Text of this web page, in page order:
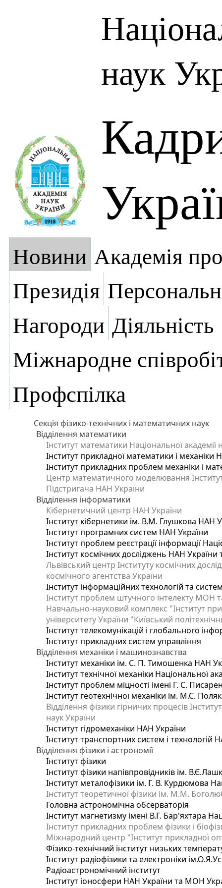
наук
Новини Академія
Президія
Нагороди Діяльність
Міжнародне
Профспілка
Секція фізико-технічних і математичних наук
Відділення математики
Інститут математики Національної академії
Інститут прикладної математики і механіки
Інститут прикладних проблем механіки і
Центр математичного моделювання
Підстригача НАН України
Відділення інформатики
Кібернетичний центр НАН України
Інститут кібернетики ім. В.М. Глушкова НАН
Інститут програмних систем НАН України
Інститут проблем реєстрації інформації
Інститут космічних досліджень НАН України
Львівський центр Інституту космічних
космічного агентства України
Інститут інформаційних технологій та
Інститут проблем штучного інтелекту МОН
Навчально-науковий комплекс "Інститут
університету України "Київський
Інститут телекомунікацій і глобального
Інститут прикладних систем управління
Відділення механіки і машинознавства
Інститут механіки ім. С. П. Тимошенка НАН
Інститут технічної механіки Національної
Інститут проблем міцності імені Г. С.
Інститут геотехнічної механіки ім. М.С.
Відділення фізики гірничих процесів
наук України
Інститут гідромеханіки НАН України
Інститут транспортних систем і технологій
Відділення фізики і астрономії
Інститут фізики
Інститут фізики напівпровідників ім.
Інститут металофізики ім. Г. В. Курдюмова
Інститут теоретичної фізики ім. М.М.
Головна астрономічна обсерваторія
Інститут магнетизму імені В.Г. Бар'яхтара
Інститут прикладних проблем фізики і
Міжнародний центр "Інститут прикладної
Фізико-технічний інститут низьких
Інститут радіофізики та електроніки
Радіоастрономічний інститут
Інститут іоносфери НАН України та МОН